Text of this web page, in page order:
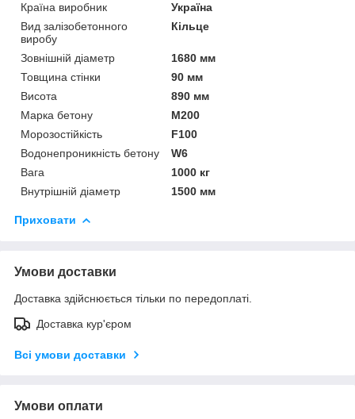
Країна виробник
Україна
Вид залізобетонного
виробу
Кільце
Зовнішній діаметр
1680 мм
Товщина стінки
90 мм
Висота
890 мм
Марка бетону
М200
Морозостійкість
F100
Водонепроникність бетону
W6
Вага
1000 кг
Внутрішній діаметр
1500 мм
Приховати
Умови доставки
Доставка здійснюється тільки по передоплаті.
Доставка кур'єром
Всі умови доставки
Умови оплати